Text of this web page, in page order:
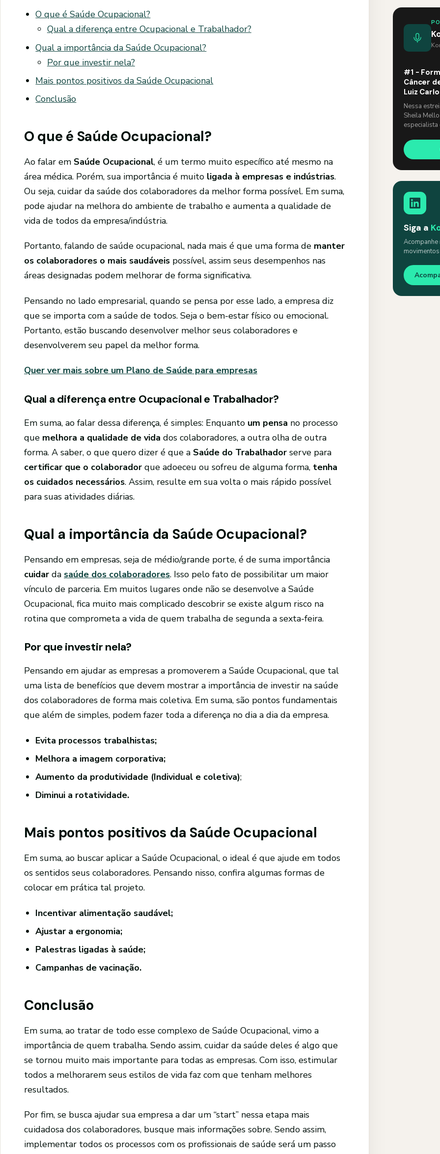
O que é Saúde Ocupacional?
Qual a diferença entre Ocupacional e Trabalhador?
Qual a importância da Saúde Ocupacional?
Por que investir nela?
Mais pontos positivos da Saúde Ocupacional
Conclusão
O que é Saúde Ocupacional?
Ao falar em Saúde Ocupacional, é um termo muito específico até mesmo na
área médica. Porém, sua importância é muito ligada à empresas e indústrias.
Ou seja, cuidar da saúde dos colaboradores da melhor forma possível. Em suma,
pode ajudar na melhora do ambiente de trabalho e aumenta a qualidade de
vida de todos da empresa/indústria.
Portanto, falando de saúde ocupacional, nada mais é que uma forma de manter
os colaboradores o mais saudáveis possível, assim seus desempenhos nas
áreas designadas podem melhorar de forma significativa.
Pensando no lado empresarial, quando se pensa por esse lado, a empresa diz
que se importa com a saúde de todos. Seja o bem-estar físico ou emocional.
Portanto, estão buscando desenvolver melhor seus colaboradores e
desenvolverem seu papel da melhor forma.
Quer ver mais sobre um Plano de Saúde para empresas
Qual a diferença entre Ocupacional e Trabalhador?
Em suma, ao falar dessa diferença, é simples: Enquanto um pensa no processo
que melhora a qualidade de vida dos colaboradores, a outra olha de outra
forma. A saber, o que quero dizer é que a Saúde do Trabalhador serve para
certificar que o colaborador que adoeceu ou sofreu de alguma forma, tenha
os cuidados necessários. Assim, resulte em sua volta o mais rápido possível
para suas atividades diárias.
Qual a importância da Saúde Ocupacional?
Pensando em empresas, seja de médio/grande porte, é de suma importância
cuidar da saúde dos colaboradores. Isso pelo fato de possibilitar um maior
vínculo de parceria. Em muitos lugares onde não se desenvolve a Saúde
Ocupacional, fica muito mais complicado descobrir se existe algum risco na
rotina que comprometa a vida de quem trabalha de segunda a sexta-feira.
Por que investir nela?
Pensando em ajudar as empresas a promoverem a Saúde Ocupacional, que tal
uma lista de benefícios que devem mostrar a importância de investir na saúde
dos colaboradores de forma mais coletiva. Em suma, são pontos fundamentais
que além de simples, podem fazer toda a diferença no dia a dia da empresa.
Evita processos trabalhistas;
Melhora a imagem corporativa;
Aumento da produtividade (Individual e coletiva);
Diminui a rotatividade.
Mais pontos positivos da Saúde Ocupacional
Em suma, ao buscar aplicar a Saúde Ocupacional, o ideal é que ajude em todos
os sentidos seus colaboradores. Pensando nisso, confira algumas formas de
colocar em prática tal projeto.
Incentivar alimentação saudável;
Ajustar a ergonomia;
Palestras ligadas à saúde;
Campanhas de vacinação.
Conclusão
Em suma, ao tratar de todo esse complexo de Saúde Ocupacional, vimo a
importância de quem trabalha. Sendo assim, cuidar da saúde deles é algo que
se tornou muito mais importante para todas as empresas. Com isso, estimular
todos a melhorarem seus estilos de vida faz com que tenham melhores
resultados.
Por fim, se busca ajudar sua empresa a dar um “start” nessa etapa mais
cuidadosa dos colaboradores, busque mais informações sobre. Sendo assim,
implementar todos os processos com os profissionais de saúde será um passo
#1 -
Câncer
Luiz
Nessa
Sheila
especialista
Siga a